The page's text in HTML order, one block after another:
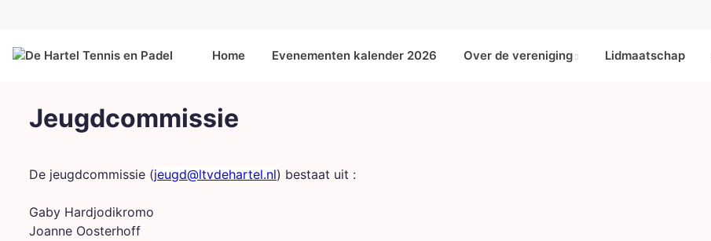
Home Evenementen kalender 2026 Over de vereniging Lidmaatschap
Jeugdcommissie
De jeugdcommissie (jeugd@ltvdehartel.nl) bestaat uit :
Gaby Hardjodikromo
Joanne Oosterhoff